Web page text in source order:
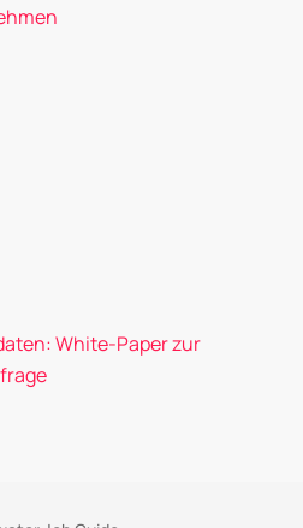
White-Paper zur